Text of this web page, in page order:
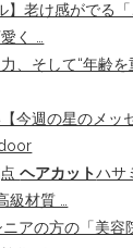
】老け感がでる
く …
、そして“年齢を
今週の星のメッ
点ヘアカットハサ
材質 …
ニアの方の「美容